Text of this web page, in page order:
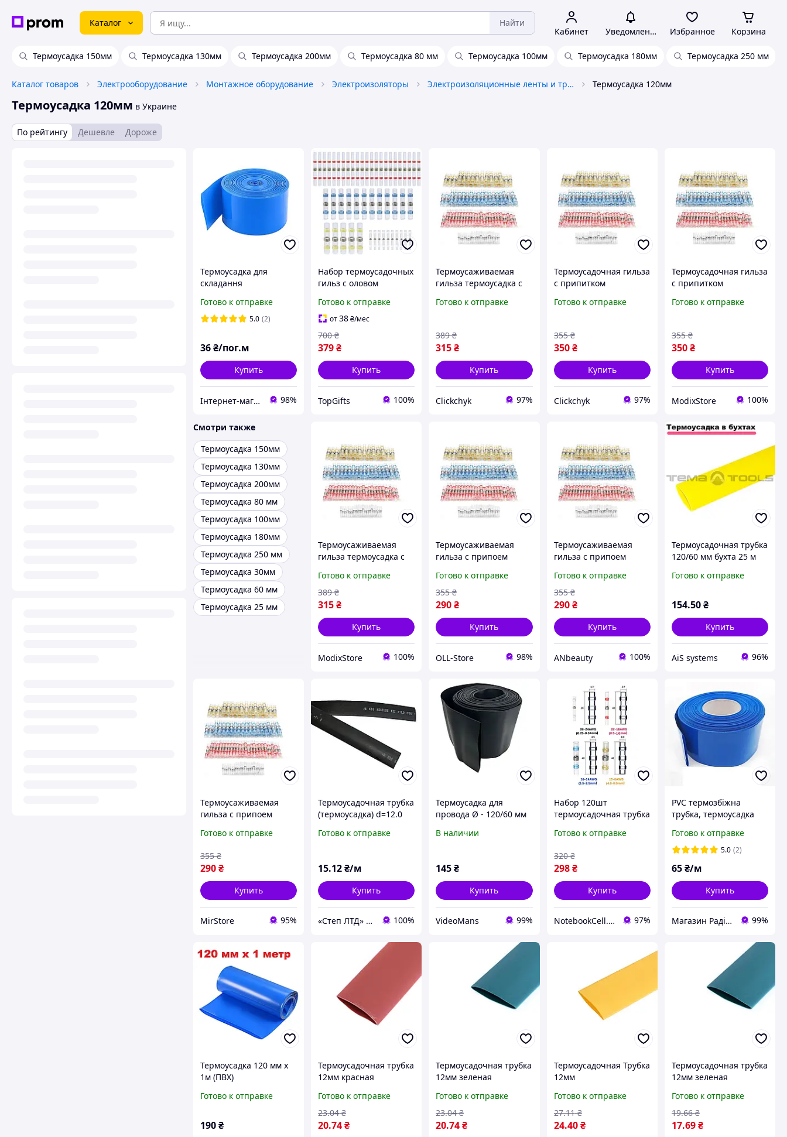
Каталог Найти
Кабинет Уведомления Избранное Корзина
Термоусадка 150мм Термоусадка 130мм Термоусадка 200мм Термоусадка 80 мм Термоусадка 100мм Термоусадка 180мм Термоусадка 250 мм
Каталог товаров Электрооборудование Монтажное оборудование Электроизоляторы Электроизоляционные ленты и трубки Термоусадка 120мм
Термоусадка 120мм в Украине
По рейтингу Дешевле Дороже
Термоусадка для
складання
120мм x 1м
Готово к отправке
5.0 (2)
36₴/пог.м
Купить
Інтернет-магазин "SHRAK" 98%
Набор термоусадочных
гильз с оловом
длины 40мм и 26мм,
гильза с припоем,
защита от влаги,
термоусадка
Готово к отправке
от38₴/мес
379₴
700 ₴
Купить
TopGifts 100%
Термоусаживаемая
гильза термоусадка с
LSL набор 120 шт
Готово к отправке
315₴
389 ₴
Купить
Clickchyk 97%
Термоусадочная гильза
с припитком
мм PWR набор 120 шт
Готово к отправке
350 ₴
355 ₴
Купить
Clickchyk 97%
Термоусадочная гильза
с припитком
мм PWR набор 120 шт
Готово к отправке
350₴
355 ₴
Купить
ModixStore 100%
Смотри также
Термоусадка 150мм
Термоусадка 130мм
Термоусадка 200мм
Термоусадка 80 мм
Термоусадка 100мм
Термоусадка 180мм
Термоусадка 250 мм
Термоусадка 30мм
Термоусадка 60 мм
Термоусадка 25 мм
Термоусаживаемая
гильза термоусадка с
LSL набор 120 шт
(HbP050756)
Готово к отправке
315₴
389 ₴
Купить
ModixStore 100%
Термоусаживаемая
гильза с припоем
мм PWR набор 120 шт
(DR050756)
Готово к отправке
290₴
355 ₴
Купить
OLL-Store 98%
Термоусаживаемая
гильза с припоем
мм PWR набор 120 шт
(DR050756)
Готово к отправке
290 ₴
355 ₴
Купить
ANbeauty 100%
Термоусадочная трубка
120/60 мм бухта 25 м
термоусаживаемая
термоусадка CYG
Готово к отправке
154.50₴
Купить
AiS systems 96%
Термоусаживаемая
гильза с припоем
мм PWR набор 120 шт
Готово к отправке
290₴
355 ₴
Купить
MirStore 95%
Термоусадочная трубка
(термоусадка) d=12.0
Готово к отправке
15.12₴/м
Купить
«Cтеп ЛТД» ООО 100%
Термоусадка для
провода Ø - 120/60 мм
термоусадочная
В наличии
145₴
Купить
VideoMans 99%
Набор 120шт
термоусадочная трубка
кембрик с оловом
Готово к отправке
298 ₴
320 ₴
Купить
NotebookCell.com.ua 97%
PVC термозбіжна
трубка, термоусадка
Готово к отправке
5.0 (2)
65₴/м
Купить
Магазин Радіодеталей 99%
Термоусадка 120 мм х
1м (ПВХ)
Готово к отправке
190₴
Термоусадочная трубка
12мм красная
KLS8-01140-HT-12.0-R
KLS
Готово к отправке
20.74₴
23.04 ₴
Термоусадочная трубка
12мм зеленая
KLS8-01140-HT-12.0-G
KLS
Готово к отправке
20.74₴
23.04 ₴
Термоусадочная Трубка
12мм
12,0мм) (SB-RSFR-H | 12
| 12/6mm) Sunbow
Готово к отправке
24.40 ₴
27.11 ₴
Термоусадочная трубка
12мм зеленая
(SBD-SWHF|12/6 mm
green) Sunbow
Готово к отправке
17.69₴
19.66 ₴